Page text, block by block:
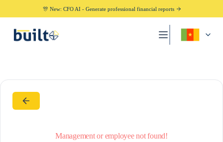
🎊 New: CFO AI - Generate professional financial reports
Management or employee not found!